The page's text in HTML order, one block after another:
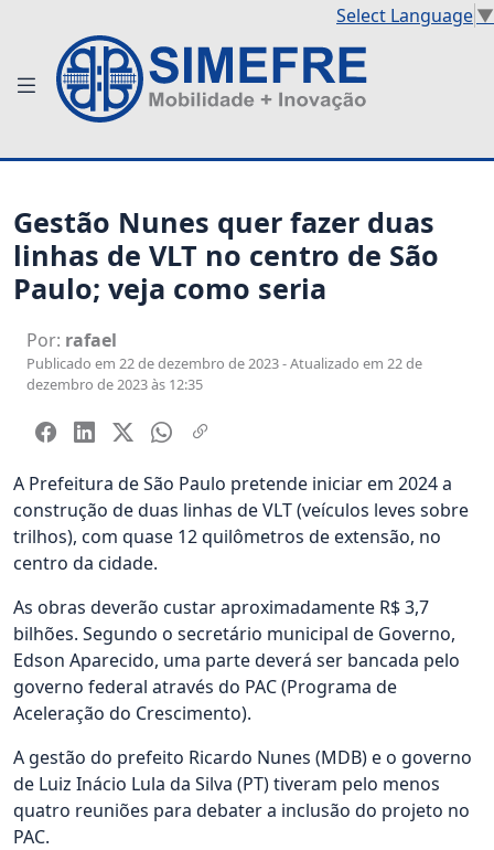
Select Language▼
Gestão Nunes quer fazer duas
linhas de VLT no centro de São
Paulo; veja como seria
Por: rafael
Publicado em 22 de dezembro de 2023 - Atualizado em 22 de
dezembro de 2023 às 12:35
A Prefeitura de São Paulo pretende iniciar em 2024 a
construção de duas linhas de VLT (veículos leves sobre
trilhos), com quase 12 quilômetros de extensão, no
centro da cidade.
As obras deverão custar aproximadamente R$ 3,7
bilhões. Segundo o secretário municipal de Governo,
Edson Aparecido, uma parte deverá ser bancada pelo
governo federal através do PAC (Programa de
Aceleração do Crescimento).
A gestão do prefeito Ricardo Nunes (MDB) e o governo
de Luiz Inácio Lula da Silva (PT) tiveram pelo menos
quatro reuniões para debater a inclusão do projeto no
PAC.